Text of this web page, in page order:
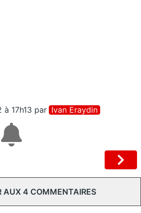
17h13 par Ivan Eraydin
AUX 4 COMMENTAIRES